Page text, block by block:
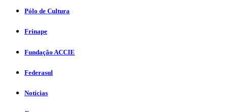
Pólo de Cultura
Frinape
Fundação ACCIE
Federasul
Notícias